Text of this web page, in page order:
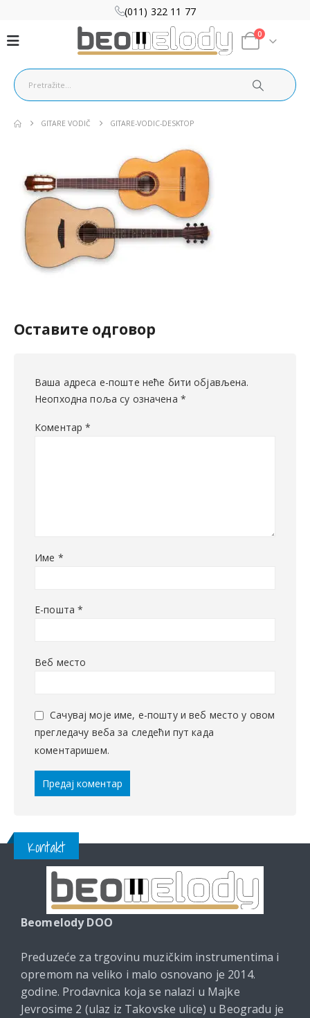
(011) 322 11 77
0
GITARE VODIČ GITARE-VODIC-DESKTOP
Оставите одговор
Ваша адреса е-поште неће бити објављена.
Неопходна поља су означена *
Коментар*
Име *
Е-пошта*
Веб место
Сачувај моје име, е-пошту и веб место у овом
прегледачу веба за следећи пут када
коментаришем.
Kontakt
Beomelody DOO
Preduzeće za trgovinu muzičkim instrumentima i
opremom na veliko i malo osnovano je 2014.
godine. Prodavnica koja se nalazi u Majke
Jevrosime 2 (ulaz iz Takovske ulice) u Beogradu je